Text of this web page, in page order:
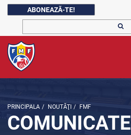
ABONEAZĂ-TE!
PRINCIPALA / NOUTĂŢI / FMF
COMUNICATE